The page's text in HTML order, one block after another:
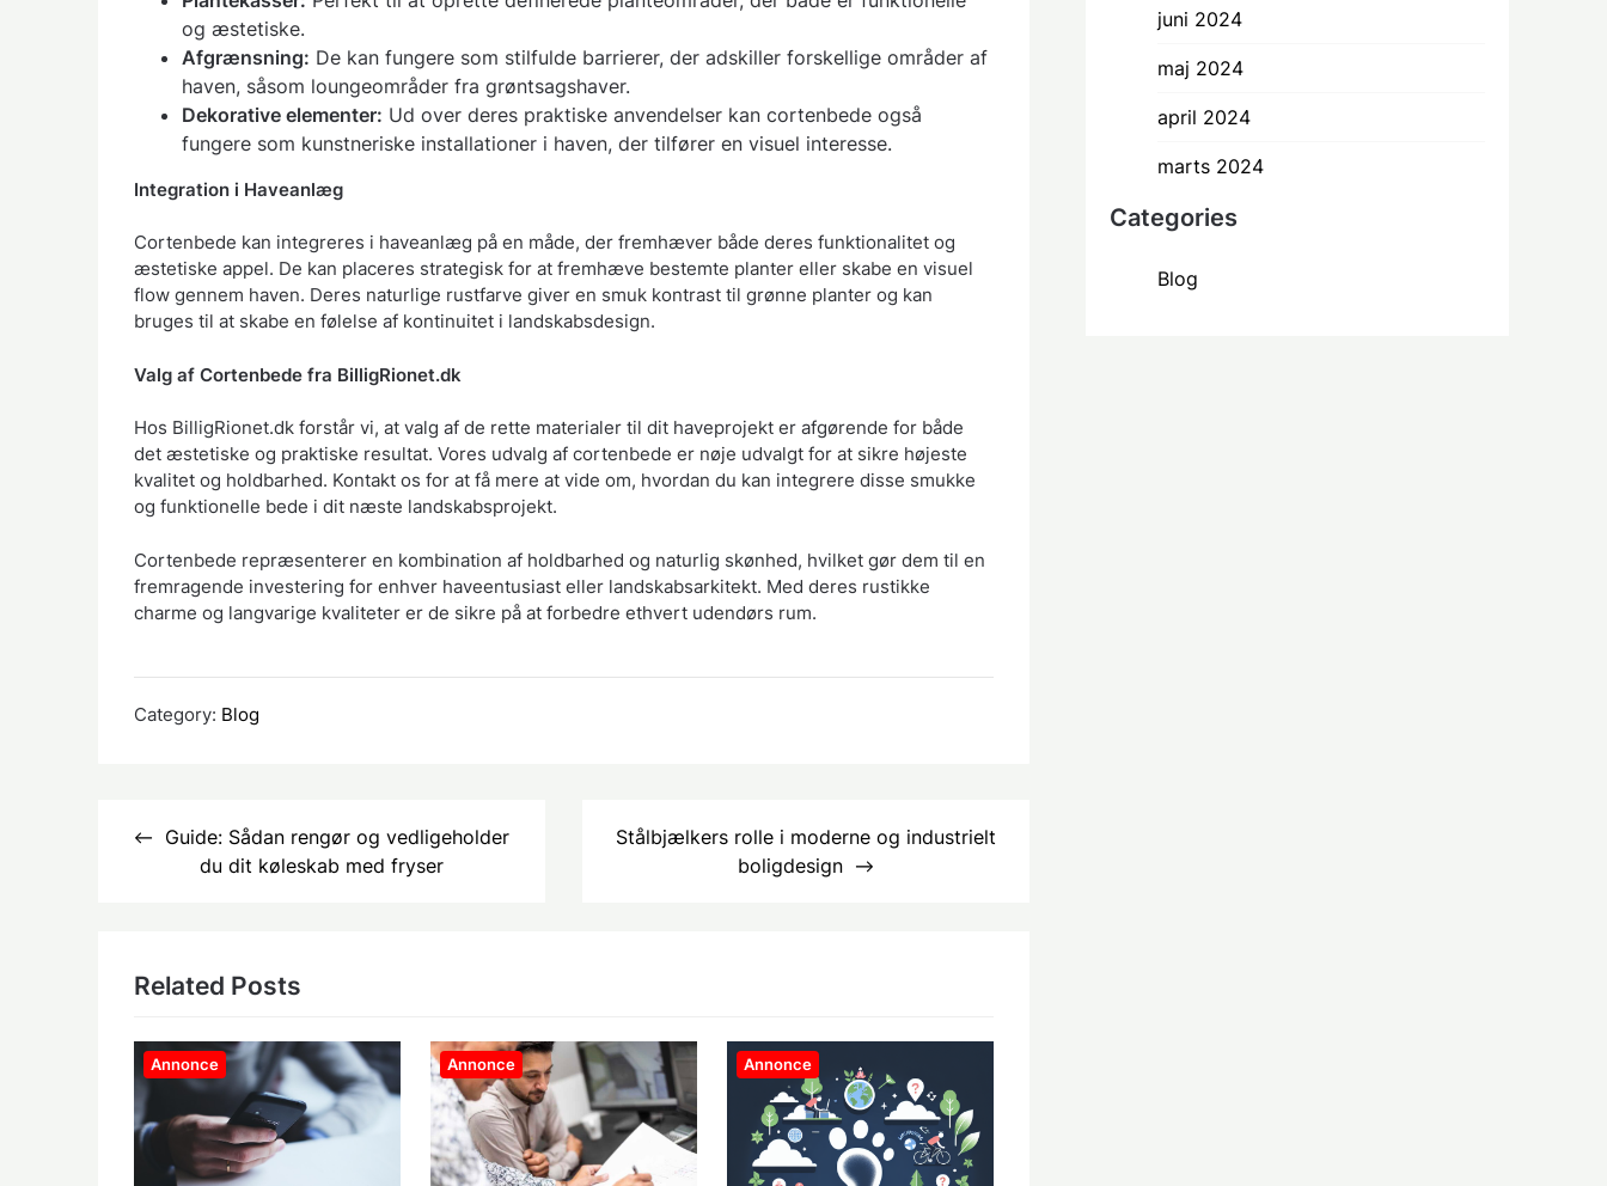
og æstetiske.
Afgrænsning: De kan fungere som stilfulde barrierer, der adskiller forskellige områder af
haven, såsom loungeområder fra grøntsagshaver.
Dekorative elementer: Ud over deres praktiske anvendelser kan cortenbede også
fungere som kunstneriske installationer i haven, der tilfører en visuel interesse.
Integration i Haveanlæg
Cortenbede kan integreres i haveanlæg på en måde, der fremhæver både deres funktionalitet og
æstetiske appel. De kan placeres strategisk for at fremhæve bestemte planter eller skabe en visuel
flow gennem haven. Deres naturlige rustfarve giver en smuk kontrast til grønne planter og kan
bruges til at skabe en følelse af kontinuitet i landskabsdesign.
Valg af Cortenbede fra BilligRionet.dk
Hos BilligRionet.dk forstår vi, at valg af de rette materialer til dit haveprojekt er afgørende for både
det æstetiske og praktiske resultat. Vores udvalg af cortenbede er nøje udvalgt for at sikre højeste
kvalitet og holdbarhed. Kontakt os for at få mere at vide om, hvordan du kan integrere disse smukke
og funktionelle bede i dit næste landskabsprojekt.
Cortenbede repræsenterer en kombination af holdbarhed og naturlig skønhed, hvilket gør dem til en
fremragende investering for enhver haveentusiast eller landskabsarkitekt. Med deres rustikke
charme og langvarige kvaliteter er de sikre på at forbedre ethvert udendørs rum.
Category: Blog
Indlægsnavigation
Guide: Sådan rengør og vedligeholder
du dit køleskab med fryser
Stålbjælkers rolle i moderne og industrielt
boligdesign
Related Posts
Annonce Annonce Annonce
juni 2024
maj 2024
april 2024
marts 2024
Categories
Blog